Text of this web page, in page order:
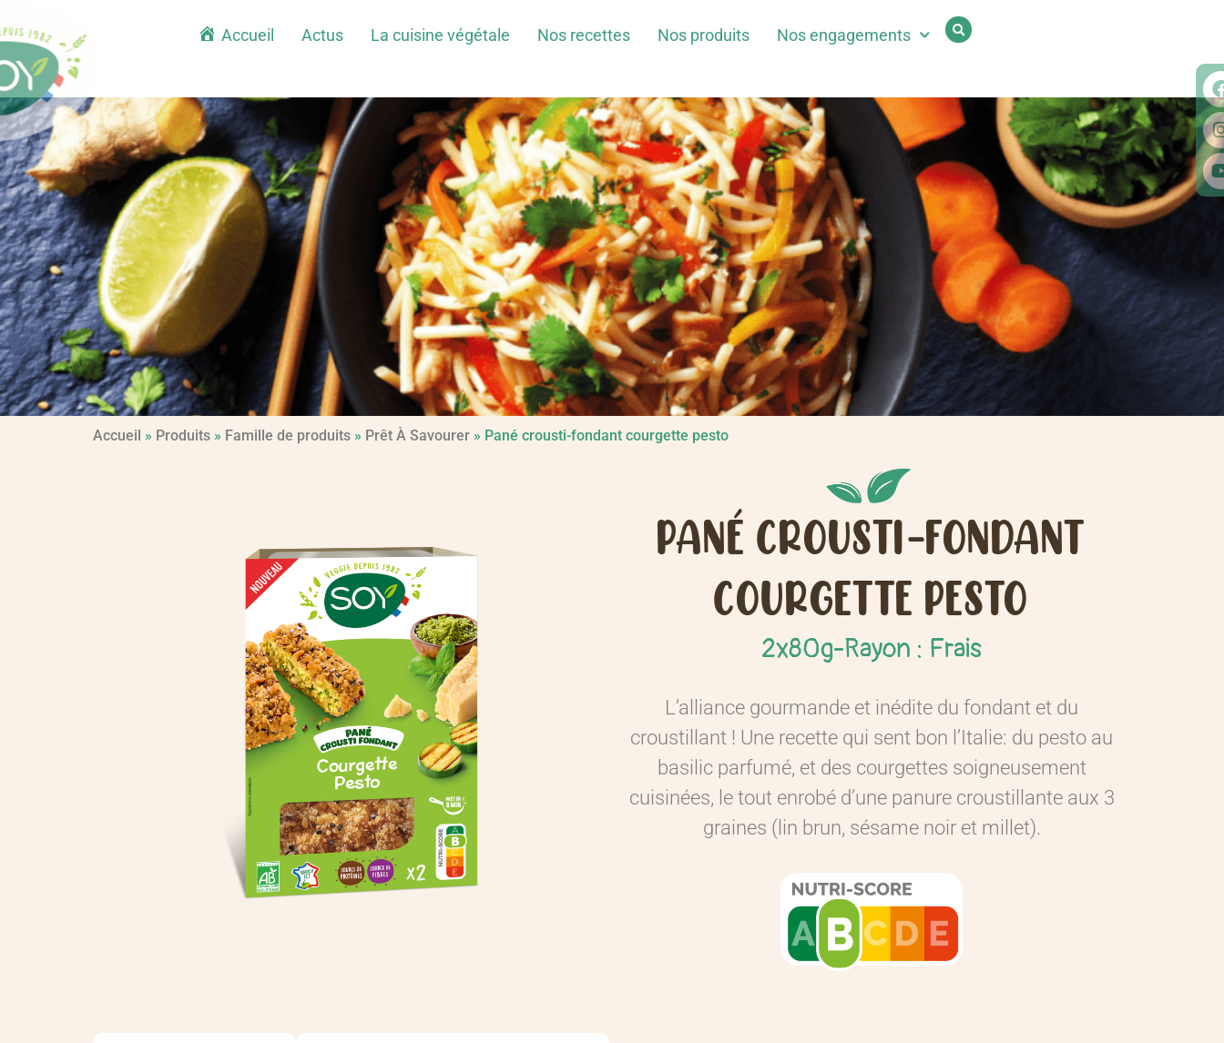
Accueil Actus La cuisine végétale Nos recettes Nos produits Nos engagements
Accueil » Produits » Famille de produits » Prêt À Savourer » Pané crousti-fondant courgette pesto
PANÉ CROUSTI-FONDANT
COURGETTE PESTO
2x80g-Rayon : Frais
L’alliance gourmande et inédite du fondant et du
croustillant ! Une recette qui sent bon l’Italie: du pesto au
basilic parfumé, et des courgettes soigneusement
cuisinées, le tout enrobé d’une panure croustillante aux 3
graines (lin brun, sésame noir et millet).